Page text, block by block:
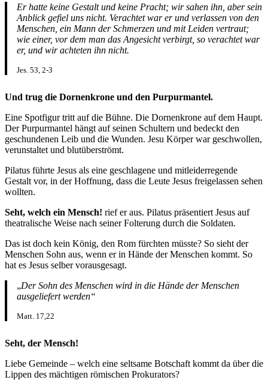
Er hatte keine Gestalt und keine Pracht; wir sahen ihn, aber sein
Anblick gefiel uns nicht. Verachtet war er und verlassen von den
Menschen, ein Mann der Schmerzen und mit Leiden vertraut;
wie einer, vor dem man das Angesicht verbirgt, so verachtet war
er, und wir achteten ihn nicht.
Jes. 53, 2-3
Und trug die Dornenkrone und den Purpurmantel.
Eine Spotfigur tritt auf die Bühne. Die Dornenkrone auf dem Haupt.
Der Purpurmantel hängt auf seinen Schultern und bedeckt den
geschundenen Leib und die Wunden. Jesu Körper war geschwollen,
verunstaltet und blutüberströmt.
Pilatus führte Jesus als eine geschlagene und mitleiderregende
Gestalt vor, in der Hoffnung, dass die Leute Jesus freigelassen sehen
wollten.
Seht, welch ein Mensch! rief er aus. Pilatus präsentiert Jesus auf
theatralische Weise nach seiner Folterung durch die Soldaten.
Das ist doch kein König, den Rom fürchten müsste? So sieht der
Menschen Sohn aus, wenn er in Hände der Menschen kommt. So
hat es Jesus selber vorausgesagt.
„Der Sohn des Menschen wird in die Hände der Menschen
ausgeliefert werden“
Matt. 17,22
Seht, der Mensch!
Liebe Gemeinde – welch eine seltsame Botschaft kommt da über die
Lippen des mächtigen römischen Prokurators?